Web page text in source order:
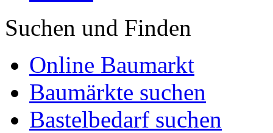
Suchen und Finden
Online Baumarkt
Baumärkte suchen
Bastelbedarf suchen